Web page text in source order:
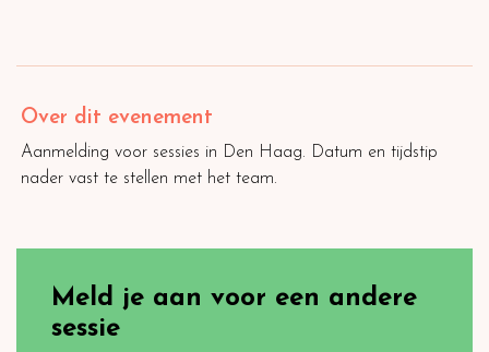
Over dit evenement
Aanmelding voor sessies in Den Haag. Datum en tijdstip
nader vast te stellen met het team.
Meld je aan voor een andere
sessie